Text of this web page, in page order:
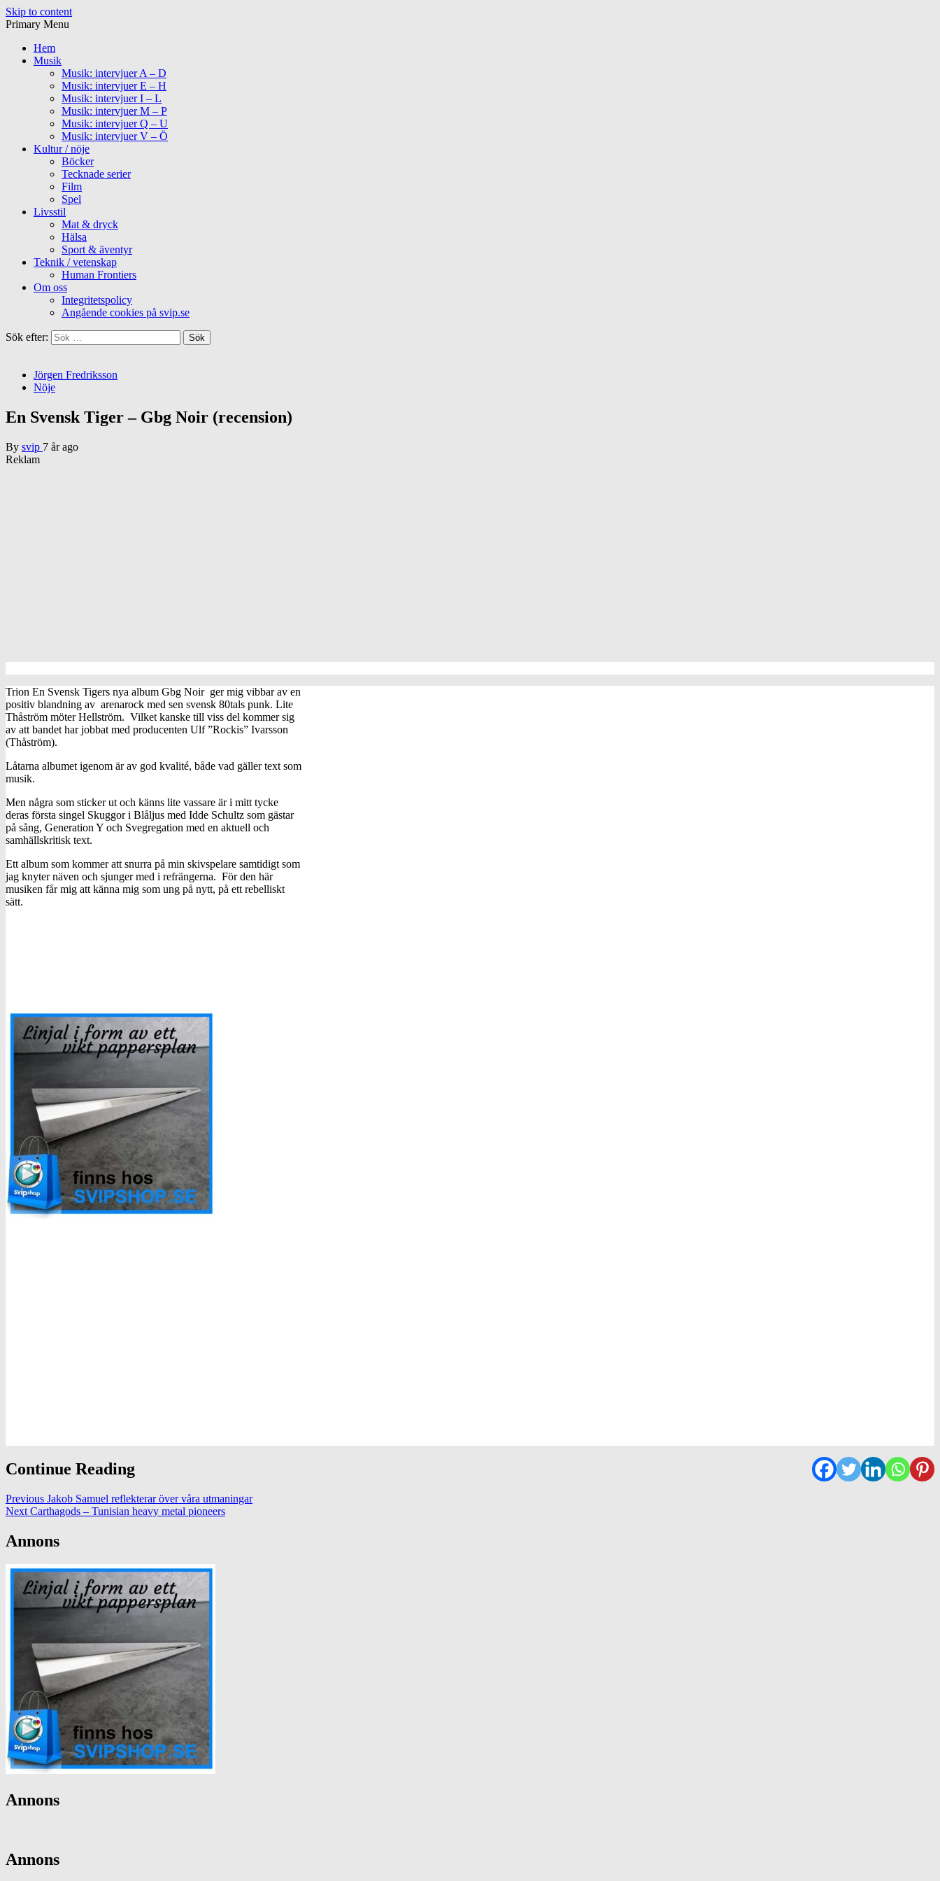
Skip to content
Primary Menu
Hem
Musik
Musik: intervjuer A – D
Musik: intervjuer E – H
Musik: intervjuer I – L
Musik: intervjuer M – P
Musik: intervjuer Q – U
Musik: intervjuer V – Ö
Kultur / nöje
Böcker
Tecknade serier
Film
Spel
Livsstil
Mat & dryck
Hälsa
Sport & äventyr
Teknik / vetenskap
Human Frontiers
Om oss
Integritetspolicy
Angående cookies på svip.se
Sök efter:
Jörgen Fredriksson
Nöje
En Svensk Tiger – Gbg Noir (recension)
By svip 7 år ago
Reklam
Trion En Svensk Tigers nya album Gbg Noir ger mig vibbar av en
positiv blandning av arenarock med sen svensk 80tals punk. Lite
Thåström möter Hellström. Vilket kanske till viss del kommer sig
av att bandet har jobbat med producenten Ulf ”Rockis” Ivarsson
(Thåström).
Låtarna albumet igenom är av god kvalité, både vad gäller text som
musik.
Men några som sticker ut och känns lite vassare är i mitt tycke
deras första singel Skuggor i Blåljus med Idde Schultz som gästar
på sång, Generation Y och Svegregation med en aktuell och
samhällskritisk text.
Ett album som kommer att snurra på min skivspelare samtidigt som
jag knyter näven och sjunger med i refrängerna. För den här
musiken får mig att känna mig som ung på nytt, på ett rebelliskt
sätt.
Continue Reading
Previous Jakob Samuel reflekterar över våra utmaningar
Next Carthagods – Tunisian heavy metal pioneers
Annons
Annons
Annons